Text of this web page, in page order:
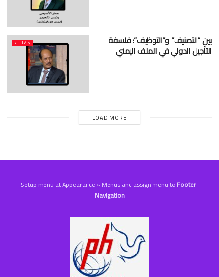
مقالات بين “التصنيف” و”التوظيف”: فلسفة
التأجيل الدولي في الملف اليمني
LOAD MORE
Setup menu at Appearance » Menus and assign menu to Footer
Navigation